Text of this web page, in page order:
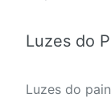
Luzes do
Luzes do